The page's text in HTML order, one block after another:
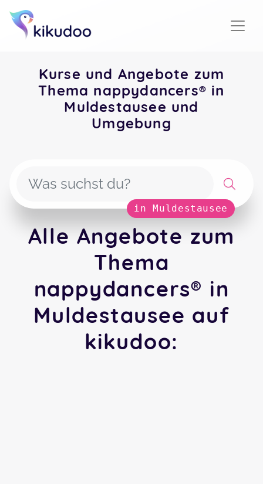
Kurse und Angebote zum
Thema nappydancers® in
Muldestausee und
Umgebung
in Muldestausee
Alle Angebote zum
Thema
nappydancers® in
Muldestausee auf
kikudoo: